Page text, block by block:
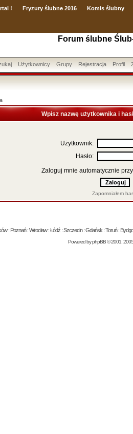
! Fryzury ślubne 2016 Komis ślubny
Forum ślubne
Użytkownicy Grupy Rejestracja Profil
Wpisz nazwę użytkownika i
Użytkownik:
Hasło:
Zaloguj mnie automatycznie
Zapomniałem
: Poznań : Wrocław : Łódź : Szczecin : Gdańsk : Toruń :
Powered byphpBB© 2001,